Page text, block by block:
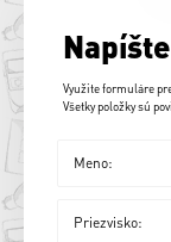
Využite formuláre
Všetky položky sú